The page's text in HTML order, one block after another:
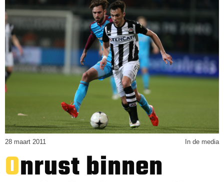
28 maart 2011 In de media
Onrust binnen